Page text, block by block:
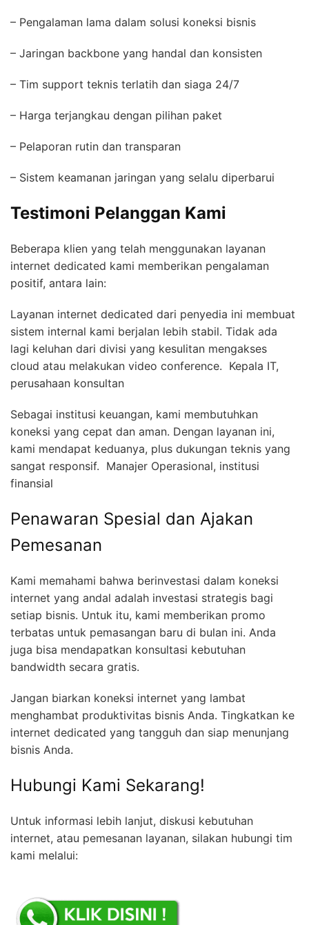
– Pengalaman lama dalam solusi koneksi bisnis
– Jaringan backbone yang handal dan konsisten
– Tim support teknis terlatih dan siaga 24/7
– Harga terjangkau dengan pilihan paket
– Pelaporan rutin dan transparan
– Sistem keamanan jaringan yang selalu diperbarui
Testimoni Pelanggan Kami
Beberapa klien yang telah menggunakan layanan
internet dedicated kami memberikan pengalaman
positif, antara lain:
Layanan internet dedicated dari penyedia ini membuat
sistem internal kami berjalan lebih stabil. Tidak ada
lagi keluhan dari divisi yang kesulitan mengakses
cloud atau melakukan video conference.  Kepala IT,
perusahaan konsultan
Sebagai institusi keuangan, kami membutuhkan
koneksi yang cepat dan aman. Dengan layanan ini,
kami mendapat keduanya, plus dukungan teknis yang
sangat responsif.  Manajer Operasional, institusi
finansial
Penawaran Spesial dan Ajakan
Pemesanan
Kami memahami bahwa berinvestasi dalam koneksi
internet yang andal adalah investasi strategis bagi
setiap bisnis. Untuk itu, kami memberikan promo
terbatas untuk pemasangan baru di bulan ini. Anda
juga bisa mendapatkan konsultasi kebutuhan
bandwidth secara gratis.
Jangan biarkan koneksi internet yang lambat
menghambat produktivitas bisnis Anda. Tingkatkan ke
internet dedicated yang tangguh dan siap menunjang
bisnis Anda.
Hubungi Kami Sekarang!
Untuk informasi lebih lanjut, diskusi kebutuhan
internet, atau pemesanan layanan, silakan hubungi tim
kami melalui: